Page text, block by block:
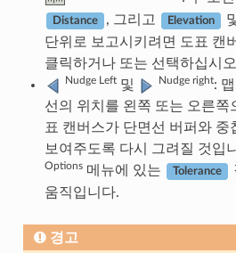
Distance , 그리고 Elevation
단위로 보고시키려면 도표 캔
클릭하거나 또는 선택하십시
Nudge Left 및 Nudge right:
선의 위치를 왼쪽 또는 오른쪽
표 캔버스가 단면선 버퍼와 중
보여주도록 다시 그려질 것입
Options메뉴에 있는 Tolerance
움직입니다.
경고